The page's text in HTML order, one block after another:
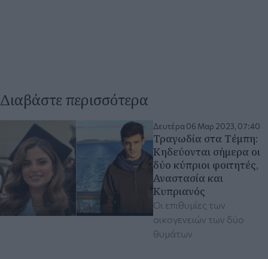
Διαβάστε περισσότερα
Δευτέρα 06 Μαρ 2023, 07:40
Τραγωδία στα Τέμπη:
Κηδεύονται σήμερα οι
δύο κύπριοι φοιτητές,
Αναστασία και
Κυπριανός
Οι επιθυμίες των
οικογενειών των δύο
θυμάτων